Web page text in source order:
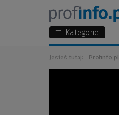
Kategorie
Jesteś tutaj: Profinfo.pl